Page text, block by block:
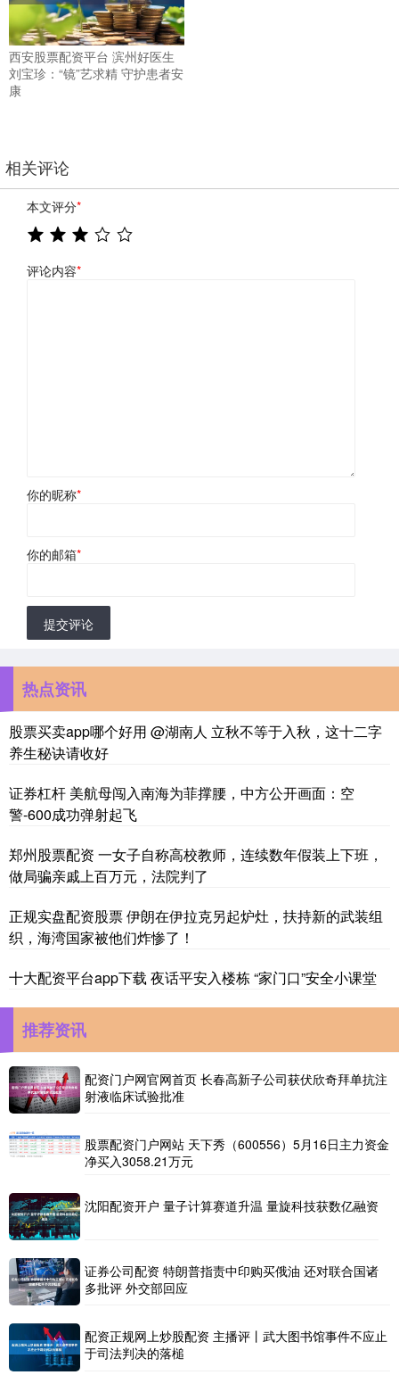
西安股票配资平台 滨州好医生
刘宝珍：“镜”艺求精 守护患者安
康
相关评论
本文评分*
评论内容*
你的昵称*
你的邮箱*
提交评论
热点资讯
股票买卖app哪个好用 @湖南人 立秋不等于入秋，这十二字
养生秘诀请收好
证券杠杆 美航母闯入南海为菲撑腰，中方公开画面：空
警-600成功弹射起飞
郑州股票配资 一女子自称高校教师，连续数年假装上下班，
做局骗亲戚上百万元，法院判了
正规实盘配资股票 伊朗在伊拉克另起炉灶，扶持新的武装组
织，海湾国家被他们炸惨了！
十大配资平台app下载 夜话平安入楼栋 “家门口”安全小课堂
推荐资讯
配资门户网官网首页 长春高新子公司获伏欣奇拜单抗注
射液临床试验批准
股票配资门户网站 天下秀（600556）5月16日主力资金
净买入3058.21万元
沈阳配资开户 量子计算赛道升温 量旋科技获数亿融资
证券公司配资 特朗普指责中印购买俄油 还对联合国诸
多批评 外交部回应
配资正规网上炒股配资 主播评丨武大图书馆事件不应止
于司法判决的落槌